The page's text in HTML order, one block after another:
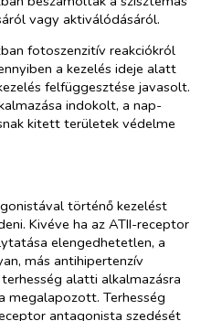
vagy aktiválódásáról.
fotoszenzitív reakciókról
a kezelés ideje alatt
felfüggesztése javasolt.
indokolt, a nap-
kitett területek védelme
történő kezelést
Kivéve ha az ATII-receptor
elengedhetetlen, a
más antihipertenzív
alatti alkalmazásra
megalapozott. Terhesség
antagonista szedését